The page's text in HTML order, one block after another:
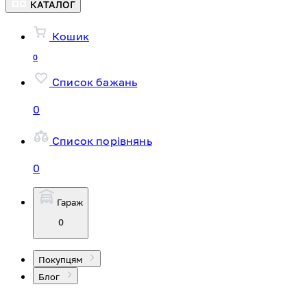
КАТАЛОГ
Кошик
0
Список бажань
0
Список порівнянь
0
Гараж
0
Покупцям
Блог